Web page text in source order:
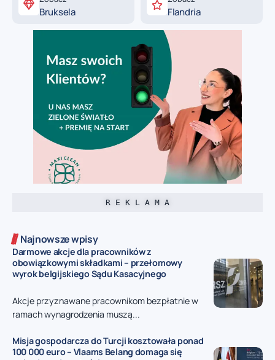
Bruksela Flandria
R E K L A M A
Najnowsze wpisy
Darmowe akcje dla pracowników z
obowiązkowymi składkami – przełomowy
wyrok belgijskiego Sądu Kasacyjnego
Akcje przyznawane pracownikom bezpłatnie w
ramach wynagrodzenia muszą...
Misja gospodarcza do Turcji kosztowała ponad
100 000 euro – Vlaams Belang domaga się